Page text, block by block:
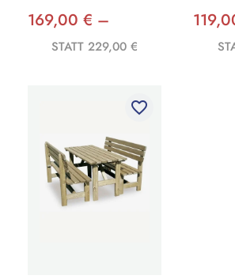
169,00 € –
STATT 229,00 €
favorite_border